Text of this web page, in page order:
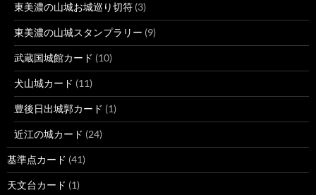
東美濃の山城お城巡り切符 (3)
東美濃の山城スタンプラリー (9)
武蔵国城館カード (10)
犬山城カード (11)
豊後日出城郭カード (1)
近江の城カード (24)
基準点カード (41)
天文台カード (1)